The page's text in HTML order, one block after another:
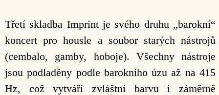
Třetí skladba Imprint je svého druhu „barokní“
koncert pro housle a soubor starých nástrojů
(cembalo, gamby, hoboje). Všechny nástroje
jsou podladěny podle barokního úzu až na 415
Hz, což vytváří zvláštní barvu i záměrně